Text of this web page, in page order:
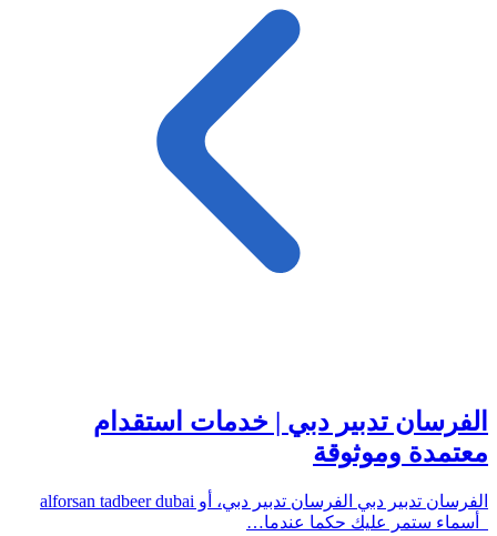
الفرسان تدبير دبي | خدمات استقدام
معتمدة وموثوقة
الفرسان تدبير دبي الفرسان تدبير دبي، أو alforsan tadbeer dubai
أسماء ستمر عليك حكما عندما…